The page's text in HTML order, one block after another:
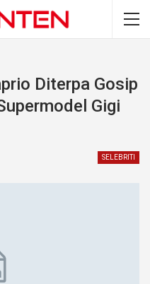
Diterpa Gosip
Gigi
SELEBRITI